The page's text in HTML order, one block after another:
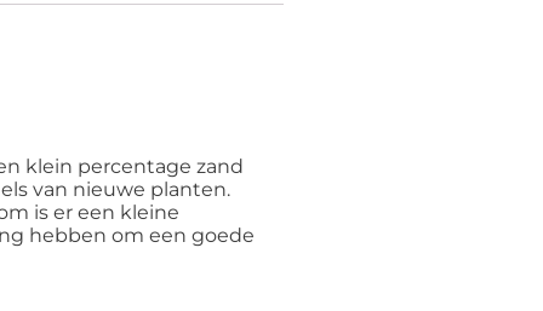
klein percentage zand
van nieuwe planten.
is er een kleine
hebben om een goede